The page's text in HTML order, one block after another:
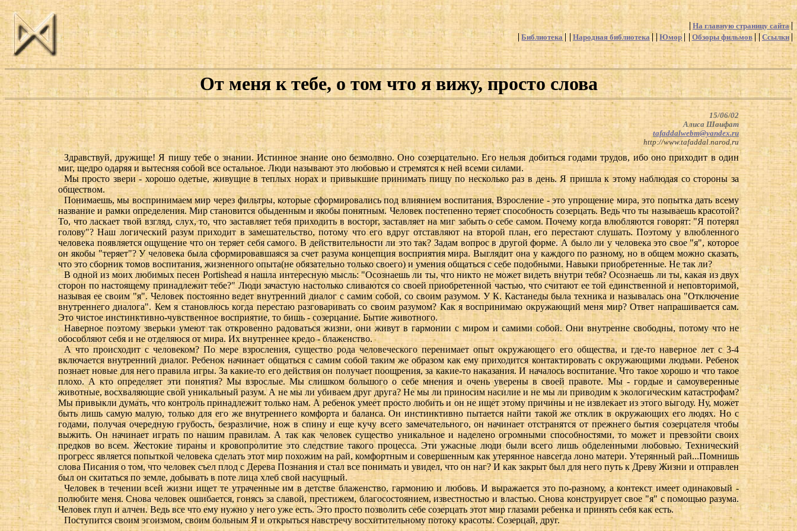
На главную страницу сайта
Библиотека
Народная библиотека Юмор Обзоры фильмов Ссылки
От меня к тебе, о том что я вижу, просто слова
15/06/02
Алиса Шаифат
tafaddalwebm@yandex.ru
http://www.tafaddal.narod.ru
Здравствуй, дружище! Я пишу тебе о знании. Истинное знание оно безмолвно. Оно созерцательно. Его нельзя добиться годами трудов, ибо оно приходит в один
миг, щедро одаряя и вытесняя собой все остальное. Люди называют это любовью и стремятся к ней всеми силами.
Мы просто звери - хорошо одетые, живущие в теплых норах и привыкшие принимать пищу по несколько раз в день. Я пришла к этому наблюдая со стороны за
обществом.
Понимаешь, мы воспринимаем мир через фильтры, которые сформировались под влиянием воспитания. Взросление - это упрощение мира, это попытка дать всему
название и рамки определения. Мир становится обыденным и якобы понятным. Человек постепенно теряет способность созерцать. Ведь что ты называешь красотой?
То, что ласкает твой взгляд, слух, то, что заставляет тебя приходить в восторг, заставляет на миг забыть о себе самом. Почему когда влюбляются говорят: "Я потерял
голову"? Наш логический разум приходит в замешательство, потому что его вдруг отставляют на второй план, его перестают слушать. Поэтому у влюбленного
человека появляется ощущение что он теряет себя самого. В действительности ли это так? Задам вопрос в другой форме. А было ли у человека это свое "я", которое
он якобы "теряет"? У человека была сформировавшаяся за счет разума концепция восприятия мира. Выглядит она у каждого по разному, но в общем можно сказать,
что это сборник томов воспитания, жизненного опыта(не обязательно только своего) и умения общаться с себе подобными. Навыки приобретенные. Не так ли?
В одной из моих любимых песен Portishead я нашла интересную мысль: "Осознаешь ли ты, что никто не может видеть внутри тебя? Осознаешь ли ты, какая из двух
сторон по настоящему принадлежит тебе?" Люди зачастую настолько сливаются со своей приобретенной частью, что считают ее той единственной и неповторимой,
называя ее своим "я". Человек постоянно ведет внутренний диалог с самим собой, со своим разумом. У К. Кастанеды была техника и называлась она "Отключение
внутреннего диалога". Кем я становлюсь когда перестаю разговаривать со своим разумом? Как я воспринимаю окружающий меня мир? Ответ напрашивается сам.
Это чистое инстинктивно-чувственное восприятие, то бишь - созерцание. Бытие животного.
Наверное поэтому зверьки умеют так откровенно радоваться жизни, они живут в гармонии с миром и самими собой. Они внутренне свободны, потому что не
обособляют себя и не отделяюся от мира. Их внутреннее кредо - блаженство.
А что происходит с человеком? По мере взросления, существо рода человеческого перенимает опыт окружающего его общества, и где-то наверное лет с 3-4
включается внутренний диалог. Ребенок начинает общаться с самим собой таким же образом как ему приходится контактировать с окружающими людьми. Ребенок
познает новые для него правила игры. За какие-то его действия он получает поощрения, за какие-то наказания. И началось воспитание. Что такое хорошо и что такое
плохо. А кто определяет эти понятия? Мы взрослые. Мы слишком большого о себе мнения и очень уверены в своей правоте. Мы - гордые и самоуверенные
животные, восхваляющие свой уникальный разум. А не мы ли убиваем друг друга? Не мы ли приносим насилие и не мы ли приводим к экологическим катастрофам?
Мы привыкли думать, что контроль принадлежит только нам. А ребенок умеет просто любить и он не ищет этому причины и не извлекает из этого выгоду. Ну, может
быть лишь самую малую, только для его же внутреннего комфорта и баланса. Он инстинктивно пытается найти такой же отклик в окружающих его людях. Но с
годами, получая очередную грубость, безразличие, нож в спину и еще кучу всего замечательного, он начинает отстранятся от прежнего бытия созерцателя чтобы
выжить. Он начинает играть по нашим правилам. А так как человек существо уникальное и наделено огромными способностями, то может и превзойти своих
предков во всем. Жестокие тираны и кровопролитие это следствие такого процесса. Эти ужасные люди были всего лишь обделенными любовью. Технический
прогресс является попыткой человека сделать этот мир похожим на рай, комфортным и совершенным как утерянное навсегда лоно матери. Утерянный рай...Помнишь
слова Писания о том, что человек съел плод с Дерева Познания и стал все понимать и увидел, что он наг? И как закрыт был для него путь к Древу Жизни и отправлен
был он скитаться по земле, добывать в поте лица хлеб свой насущный.
Человек в течении всей жизни ищет те утраченные им в детстве блаженство, гармонию и любовь. И выражается это по-разному, а контекст имеет одинаковый -
полюбите меня. Снова человек ошибается, гонясь за славой, престижем, благосостоянием, известностью и властью. Снова конструирует свое "я" с помощью разума.
Человек глуп и алчен. Ведь все что ему нужно у него уже есть. Это просто позволить себе созерцать этот мир глазами ребенка и принять себя как есть.
Поступится своим эгоизмом, своим больным Я и открыться навстречу восхитительному потоку красоты. Созерцай, друг.